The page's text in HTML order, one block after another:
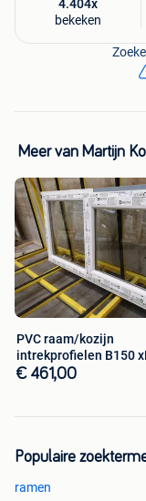
4.404x
bekeken
Meer van Martijn
PVC raam/kozijn
intrekprofielen B150
voorraad nieuw
€ 461,00
Populaire
ramen